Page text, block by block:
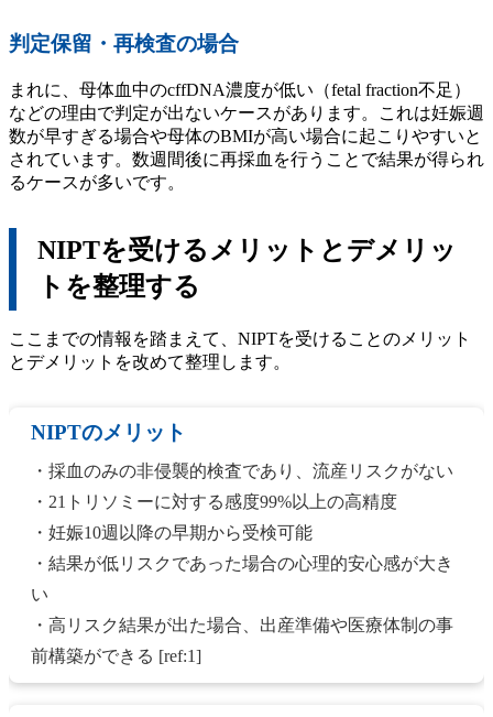
判定保留・再検査の場合
まれに、母体血中のcffDNA濃度が低い（fetal fraction不足）
などの理由で判定が出ないケースがあります。これは妊娠週
数が早すぎる場合や母体のBMIが高い場合に起こりやすいと
されています。数週間後に再採血を行うことで結果が得られ
るケースが多いです。
NIPTを受けるメリットとデメリッ
トを整理する
ここまでの情報を踏まえて、NIPTを受けることのメリット
とデメリットを改めて整理します。
NIPTのメリット
・採血のみの非侵襲的検査であり、流産リスクがない
・21トリソミーに対する感度99%以上の高精度
・妊娠10週以降の早期から受検可能
・結果が低リスクであった場合の心理的安心感が大き
い
・高リスク結果が出た場合、出産準備や医療体制の事
前構築ができる [ref:1]